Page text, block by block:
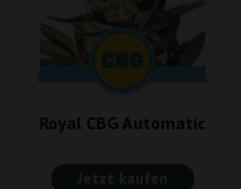
Royal CBG Automatic
Jetzt kaufen